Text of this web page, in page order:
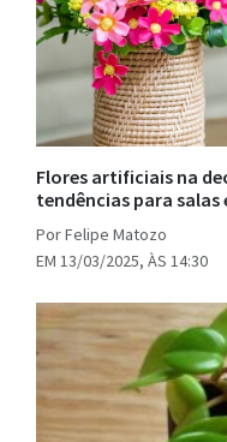
Flores artificiais na
tendências para salas
Por Felipe Matozo
EM 13/03/2025, ÀS 14:30